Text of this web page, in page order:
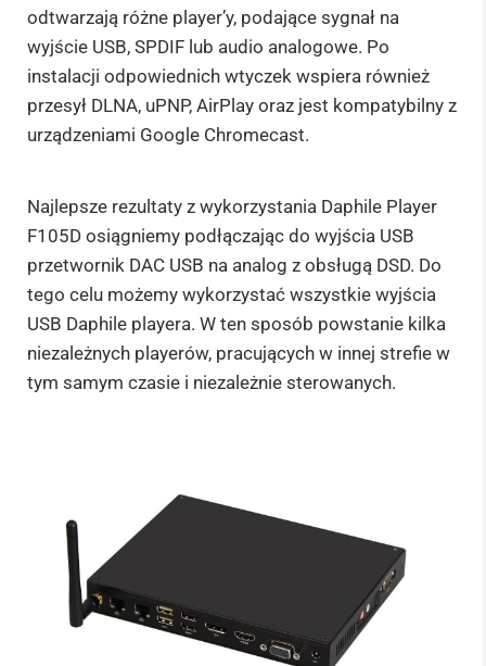
odtwarzają różne player’y, podające sygnał na
wyjście USB, SPDIF lub audio analogowe. Po
instalacji odpowiednich wtyczek wspiera również
przesył DLNA, uPNP, AirPlay oraz jest kompatybilny z
urządzeniami Google Chromecast.
Najlepsze rezultaty z wykorzystania Daphile Player
F105D osiągniemy podłączając do wyjścia USB
przetwornik DAC USB na analog z obsługą DSD. Do
tego celu możemy wykorzystać wszystkie wyjścia
USB Daphile playera. W ten sposób powstanie kilka
niezależnych playerów, pracujących w innej strefie w
tym samym czasie i niezależnie sterowanych.